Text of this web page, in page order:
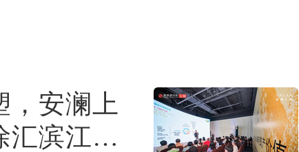
乡建设用地规模管理。
围、标准和规则，开展
挂钩节余指标调剂。
，安澜上
汇滨江承